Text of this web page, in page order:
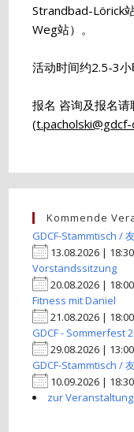
Strandbad-Lörick
Weg站）。
活动时间约2.5-3小
报名 咨询及报名
(
Kommende
GDCF-Stammtisch /
13.08.2026 |
Vorstandssitzung
20.08.2026 |
Fitness mit Daniel
21.08.2026 |
GDCF - Sommerfest
29.08.2026 |
GDCF-Stammtisch /
10.09.2026 |
zur